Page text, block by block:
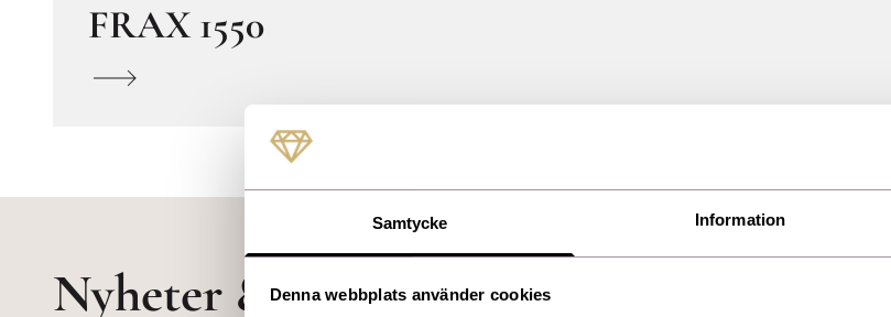
Samtycke Information
Denna webbplats använder cookies
FRAX 1550
Nyheter & erbjudanden